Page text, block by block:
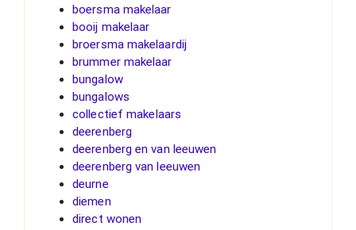
boersma makelaar
booij makelaar
broersma makelaardij
brummer makelaar
bungalow
bungalows
collectief makelaars
deerenberg
deerenberg en van leeuwen
deerenberg van leeuwen
deurne
diemen
direct wonen